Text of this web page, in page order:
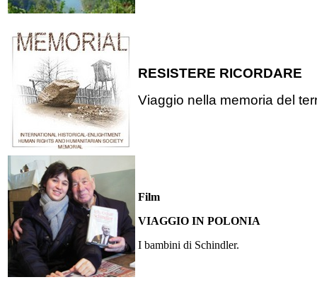
RESISTERE RICORDARE
Viaggio nella memoria del
Film
VIAGGIO IN POLONIA
I bambini di Schindler.